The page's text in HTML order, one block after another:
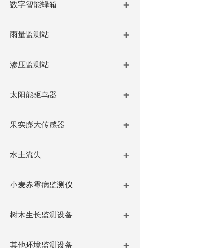
数字智能蜂箱
雨量监测站
渗压监测站
太阳能驱鸟器
果实膨大传感器
水土流失
小麦赤霉病监测仪
树木生长监测设备
其他环境监测设备